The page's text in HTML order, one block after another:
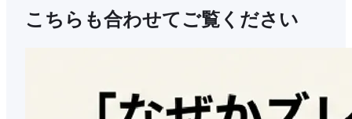
こちらも合わせてご覧ください